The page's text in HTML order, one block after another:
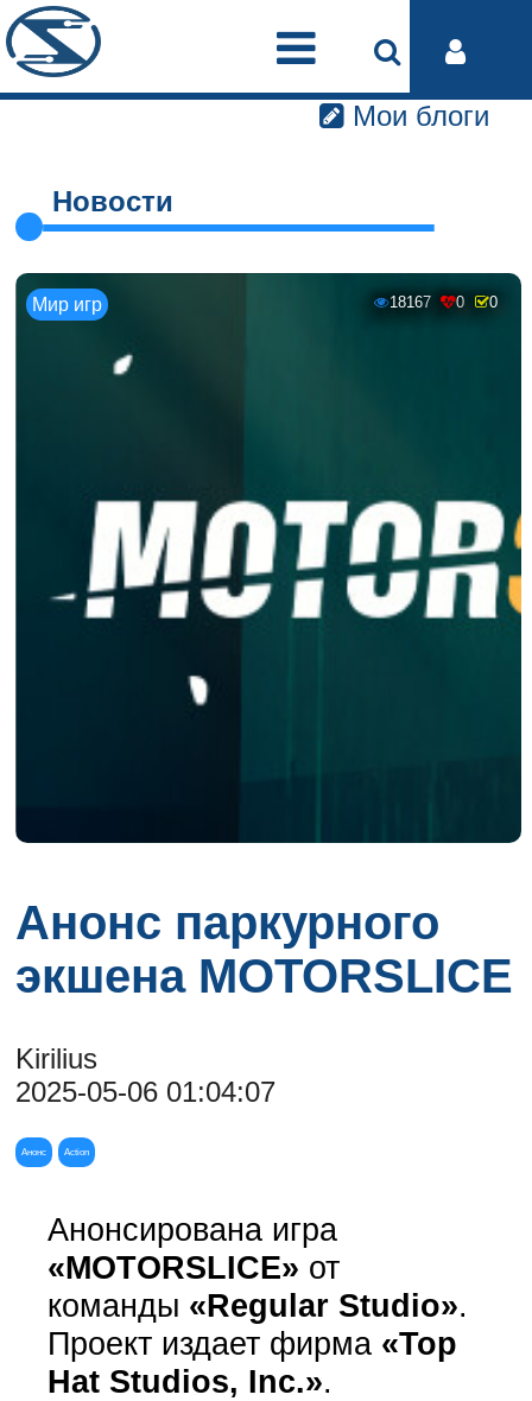
Мои блоги
Новости
Мир игр 18167 0 0
Анонс паркурного
экшена MOTORSLICE
Kirilius
2025-05-06 01:04:07
Анонс Action
Анонсирована игра
«MOTORSLICE» от
команды «Regular Studio».
Проект издает фирма «Top
Hat Studios, Inc.».